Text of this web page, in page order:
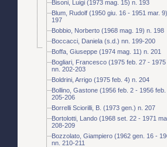
Bisoni, Luigi (1973 mag. 15) n. 193
Blum, Rudolf (1950 giu. 16 - 1951 mar.
197
Bobbio, Norberto (1968 mag. 19) n. 198
Boccacci, Daniela (s.d.) nn. 199-200
Boffa, Giuseppe (1974 mag. 11) n. 201
Bogliari, Francesco (1975 feb. 27 - 1975
nn. 202-203
Boldrini, Arrigo (1975 feb. 4) n. 204
Bollino, Gastone (1956 feb. 2 - 1956 feb.
205-206
Borrelli Sciorilli, B. (1973 gen.) n. 207
Bortolotti, Lando (1968 set. 22 - 1971
208-209
Bozzolato, Giampiero (1962 gen. 16 -
nn. 210-211